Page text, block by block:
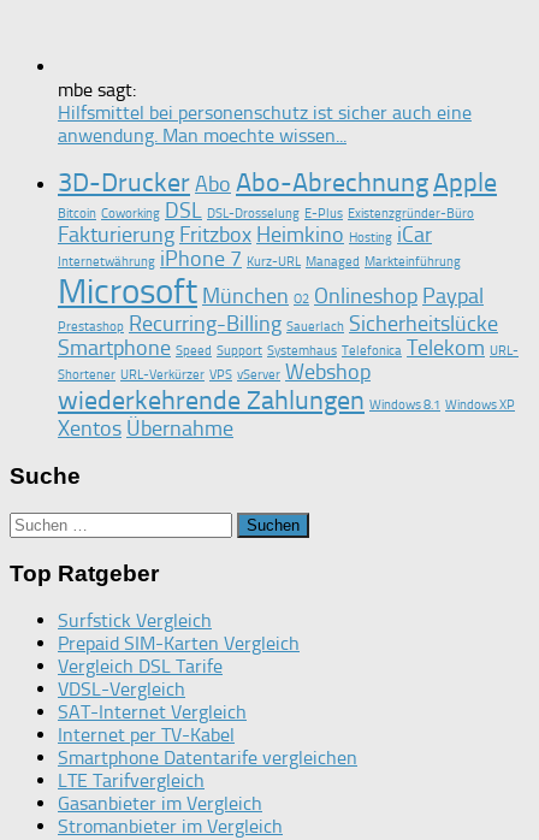
mbe sagt:
Hilfsmittel bei personenschutz ist sicher auch eine
anwendung. Man moechte wissen...
3D-Drucker Abo Abo-AbrechnungApple
Bitcoin Coworking DSL DSL-Drosselung E-Plus Existenzgründer-Büro
Fakturierung Fritzbox Heimkino Hosting iCar
Internetwährung iPhone 7 Kurz-URL Managed Markteinführung
Microsoft München O2 Onlineshop Paypal
Prestashop Recurring-Billing Sauerlach Sicherheitslücke
Smartphone Speed Support Systemhaus Telefonica Telekom URL-
Shortener URL-Verkürzer VPS vServer Webshop
wiederkehrende Zahlungen Windows 8.1 Windows XP
Xentos Übernahme
Suche
Suchen
nach:
Top Ratgeber
Surfstick Vergleich
Prepaid SIM-Karten Vergleich
Vergleich DSL Tarife
VDSL-Vergleich
SAT-Internet Vergleich
Internet per TV-Kabel
Smartphone Datentarife vergleichen
LTE Tarifvergleich
Gasanbieter im Vergleich
Stromanbieter im Vergleich